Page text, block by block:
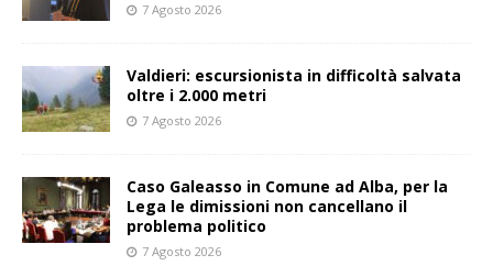
7 Agosto 2026
Valdieri: escursionista in difficoltà salvata
oltre i 2.000 metri
7 Agosto 2026
Caso Galeasso in Comune ad Alba, per la
Lega le dimissioni non cancellano il
problema politico
7 Agosto 2026